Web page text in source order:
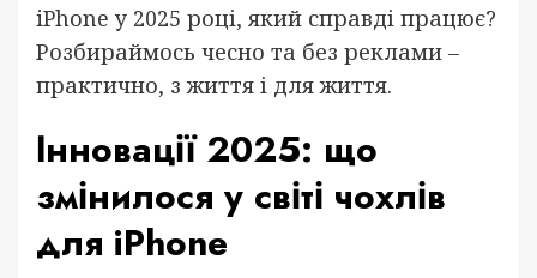
iPhone у 2025 році, який справді працює?
Розбираймось чесно та без реклами –
практично, з життя і для життя.
Інновації 2025: що
змінилося у світі чохлів
для iPhone